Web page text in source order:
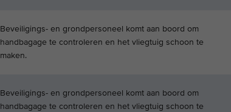
Beveiligings- en grondpersoneel komt aan boord om
handbagage te controleren en het vliegtuig schoon te
maken.
Beveiligings- en grondpersoneel komt aan boord om
handbagage te controleren en het vliegtuig schoon te